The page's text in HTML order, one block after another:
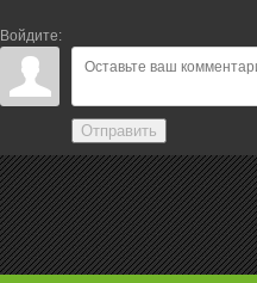
Войдите:
Отправить